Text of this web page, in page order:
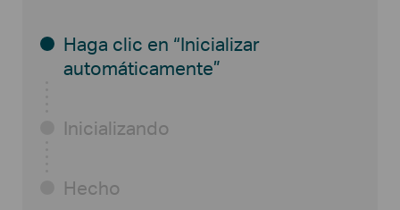
Haga clic en “Inicializar
automáticamente”
Inicializando
Hecho